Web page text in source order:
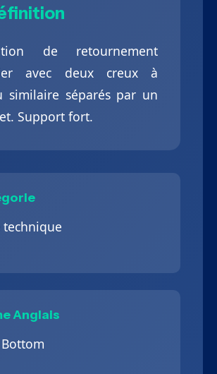
de retournement
avec deux creux à
similaire séparés par un
Support fort.
technique
Anglais